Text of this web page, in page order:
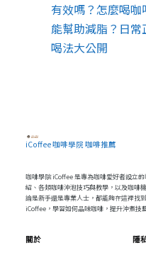
有效嗎？怎麼喝咖
能幫助減脂？日常
喝法大公開
iCoffee 咖啡學院 咖啡推薦
咖啡學院 iCoffee 是專為咖啡愛好者設立
紹、各類咖啡沖泡技巧與教學，以及咖啡
論是新手還是專業人士，都能夠在這裡找
iCoffee，學習如何品味咖啡，提升沖煮技
關於 隱